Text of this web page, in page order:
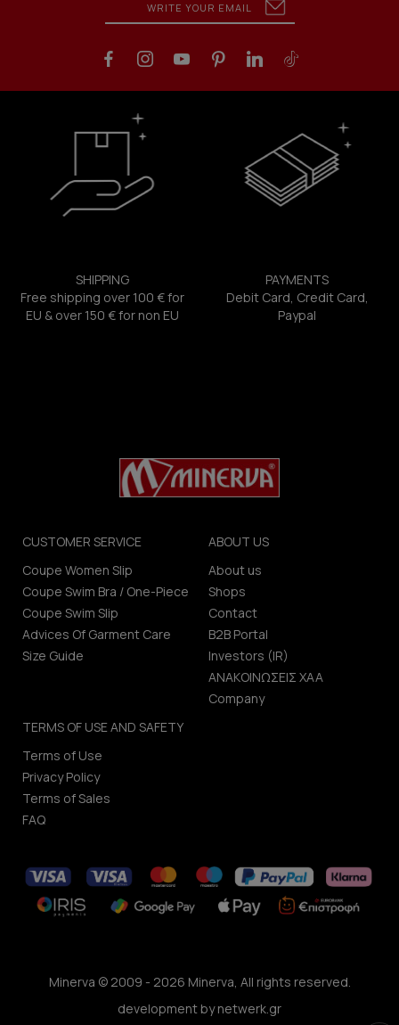
SHIPPING
Free shipping over 100 € for
EU & over 150 € for non EU
PAYMENTS
Debit Card, Credit Card,
Paypal
CUSTOMER SERVICE
Coupe Women Slip
Coupe Swim Bra / One-Piece
Coupe Swim Slip
Advices Of Garment Care
Size Guide
ABOUT US
About us
Shops
Contact
B2B Portal
Investors (IR)
ΑΝΑΚΟΙΝΩΣΕΙΣ ΧΑΑ
Company
TERMS OF USE AND SAFETY
Terms of Use
Privacy Policy
Terms of Sales
FAQ
Minerva © 2009 - 2026 Minerva, All rights reserved.
development bynetwerk.gr